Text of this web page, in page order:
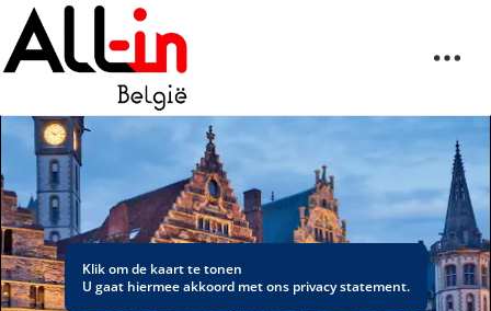
Klik om de kaart te tonen
U gaat hiermee akkoord met ons privacy statement.